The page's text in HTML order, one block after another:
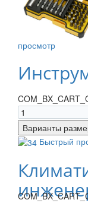
просмотр
Быстрый